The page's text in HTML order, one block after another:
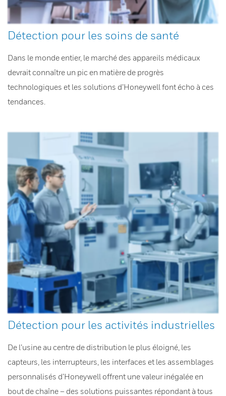
Détection pour les soins de santé
Dans le monde entier, le marché des appareils médicaux
devrait connaître un pic en matière de progrès
technologiques et les solutions d’Honeywell font écho à ces
tendances.
Détection pour les activités industrielles
De l’usine au centre de distribution le plus éloigné, les
capteurs, les interrupteurs, les interfaces et les assemblages
personnalisés d’Honeywell offrent une valeur inégalée en
bout de chaîne – des solutions puissantes répondant à tous